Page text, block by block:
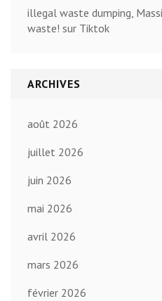
illegal waste dumping,
waste! sur Tiktok
ARCHIVES
août 2026
juillet 2026
juin 2026
mai 2026
avril 2026
mars 2026
février 2026